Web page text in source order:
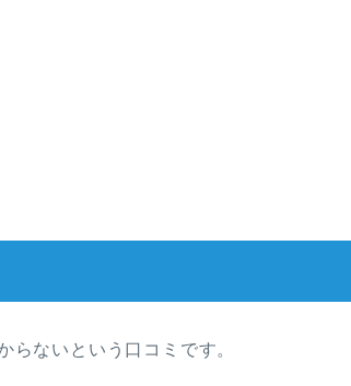
らないという口コミです。